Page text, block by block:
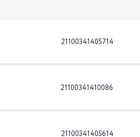
21100341405714
21100341410086
21100341405614